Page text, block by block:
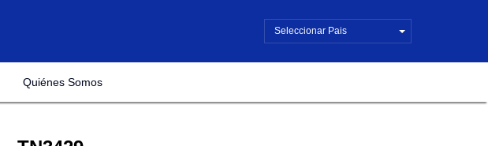
Seleccionar Pais
Quiénes Somos